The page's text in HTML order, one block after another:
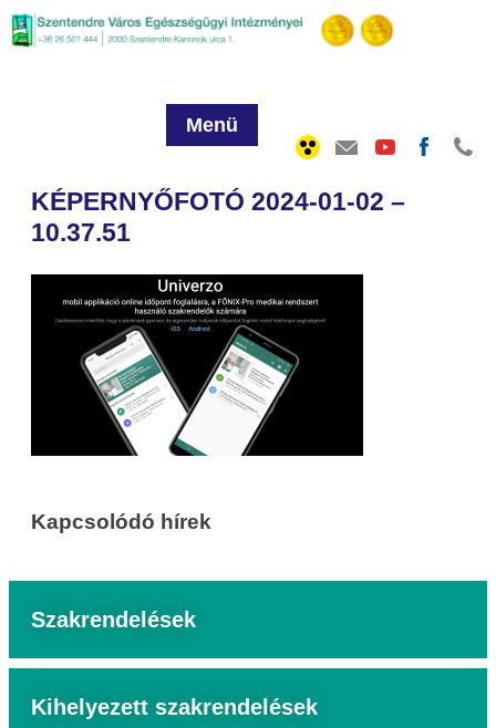
Menü
KÉPERNYŐFOTÓ 2024-01-02 –
10.37.51
Kapcsolódó hírek
Szakrendelések
Kihelyezett szakrendelések